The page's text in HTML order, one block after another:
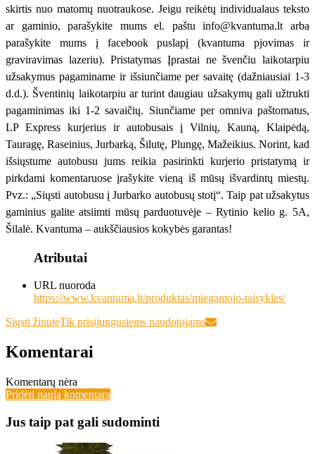
skirtis nuo matomų nuotraukose. Jeigu reikėtų individualaus teksto
ar gaminio, parašykite mums el. paštu info@kvantuma.lt arba
parašykite mums į facebook puslapį (kvantuma pjovimas ir
graviravimas lazeriu). Pristatymas Įprastai ne švenčiu laikotarpiu
užsakymus pagaminame ir išsiunčiame per savaitę (dažniausiai 1-3
d.d.). Šventinių laikotarpiu ar turint daugiau užsakymų gali užtrukti
pagaminimas iki 1-2 savaičių. Siunčiame per omniva paštomatus,
LP Express kurjerius ir autobusais į Vilnių, Kauną, Klaipėdą,
Tauragę, Raseinius, Jurbarką, Šilutę, Plungę, Mažeikius. Norint, kad
išsiųstume autobusu jums reikia pasirinkti kurjerio pristatymą ir
pirkdami komentaruose įrašykite vieną iš mūsų išvardintų miestų.
Pvz.: „Siųsti autobusu į Jurbarko autobusų stotį“. Taip pat užsakytus
gaminius galite atsiimti mūsų parduotuvėje – Rytinio kelio g. 5A,
Šilalė. Kvantuma – aukščiausios kokybės garantas!
Atributai
URL nuoroda
https://www.kvantuma.lt/produktas/miegamojo-taisykles/
Siųsti žinutęTik prisijungusiems naudotojams
Komentarai
Komentarų nėra
Pridėti naują komentarą
Jus taip pat gali sudominti